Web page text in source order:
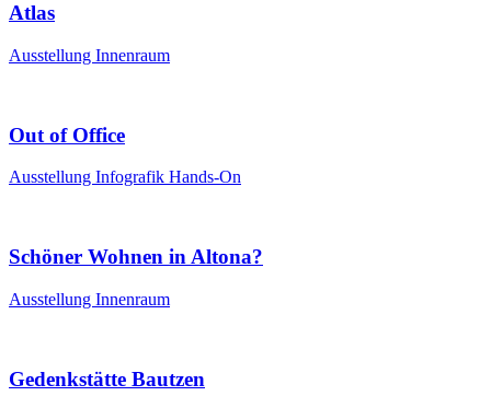
Atlas
Ausstellung Innenraum
Out of Office
Ausstellung Infografik Hands-On
Schöner Wohnen in Altona?
Ausstellung Innenraum
Gedenkstätte Bautzen